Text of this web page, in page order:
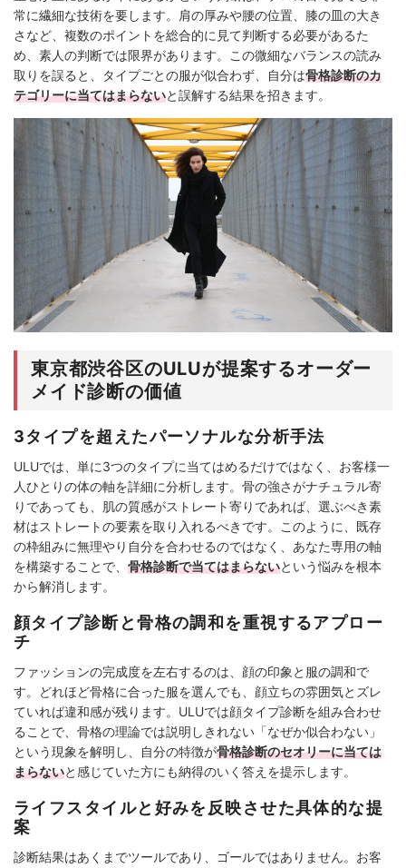
常に繊細な技術を要します。肩の厚みや腰の位置、膝の皿の大き
さなど、複数のポイントを総合的に見て判断する必要があるた
め、素人の判断では限界があります。この微細なバランスの読み
取りを誤ると、タイプごとの服が似合わず、自分は骨格診断のカ
テゴリーに当てはまらないと誤解する結果を招きます。
東京都渋谷区のULUが提案するオーダー
メイド診断の価値
3タイプを超えたパーソナルな分析手法
ULUでは、単に3つのタイプに当てはめるだけではなく、お客様一
人ひとりの体の軸を詳細に分析します。骨の強さがナチュラル寄
りであっても、肌の質感がストレート寄りであれば、選ぶべき素
材はストレートの要素を取り入れるべきです。このように、既存
の枠組みに無理やり自分を合わせるのではなく、あなた専用の軸
を構築することで、 骨格診断で当てはまらないという悩みを根本
から解消します。
顔タイプ診断と骨格の調和を重視するアプロー
チ
ファッションの完成度を左右するのは、顔の印象と服の調和で
す。どれほど骨格に合った服を選んでも、顔立ちの雰囲気とズレ
ていれば違和感が残ります。ULUでは顔タイプ診断を組み合わせ
ることで、骨格の理論では説明しきれない「なぜか似合わない」
という現象を解明し、自分の特徴が骨格診断のセオリーに当ては
まらないと感じていた方にも納得のいく答えを提示します。
ライフスタイルと好みを反映させた具体的な提
案
診断結果はあくまでツールであり、ゴールではありません。お客